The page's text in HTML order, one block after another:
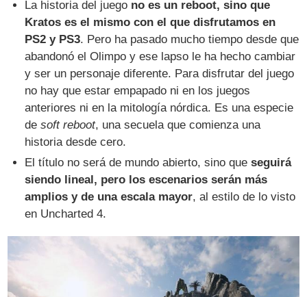
La historia del juego no es un reboot, sino que
Kratos es el mismo con el que disfrutamos en
PS2 y PS3. Pero ha pasado mucho tiempo desde que
abandonó el Olimpo y ese lapso le ha hecho cambiar
y ser un personaje diferente. Para disfrutar del juego
no hay que estar empapado ni en los juegos
anteriores ni en la mitología nórdica. Es una especie
desoft reboot, una secuela que comienza una
historia desde cero.
El título no será de mundo abierto, sino queseguirá
siendo lineal, pero los escenarios serán más
amplios y de una escala mayor, al estilo de lo visto
en Uncharted 4.